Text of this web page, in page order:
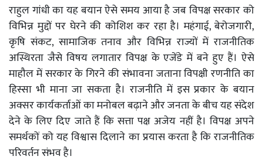
राहुल गांधी का यह बयान ऐसे समय आया है जब विपक्ष सरकार को
विभिन्न मुद्दों पर घेरने की कोशिश कर रहा है। महंगाई, बेरोजगारी,
कृषि संकट, सामाजिक तनाव और विभिन्न राज्यों में राजनीतिक
अस्थिरता जैसे विषय लगातार विपक्ष के एजेंडे में बने हुए हैं। ऐसे
माहौल में सरकार के गिरने की संभावना जताना विपक्षी रणनीति का
हिस्सा भी माना जा सकता है। राजनीति में इस प्रकार के बयान
अक्सर कार्यकर्ताओं का मनोबल बढ़ाने और जनता के बीच यह संदेश
देने के लिए दिए जाते हैं कि सत्ता पक्ष अजेय नहीं है। विपक्ष अपने
समर्थकों को यह विश्वास दिलाने का प्रयास करता है कि राजनीतिक
परिवर्तन संभव है।